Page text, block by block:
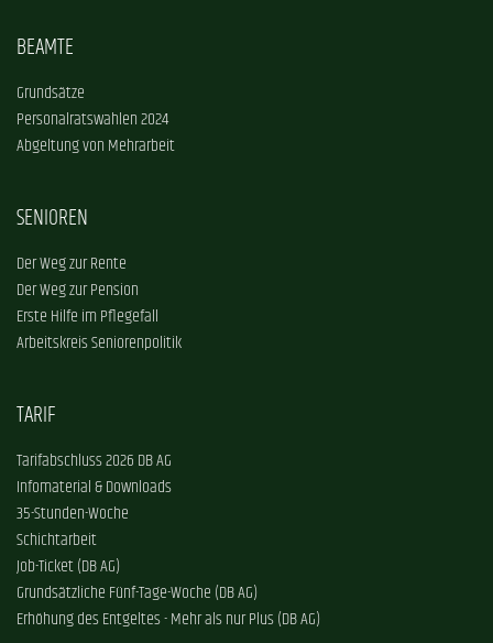
BEAMTE
Grundsätze
Personalratswahlen 2024
Abgeltung von Mehrarbeit
SENIOREN
Der Weg zur Rente
Der Weg zur Pension
Erste Hilfe im Pflegefall
Arbeitskreis Seniorenpolitik
TARIF
Tarifabschluss 2026 DB AG
Infomaterial & Downloads
35-Stunden-Woche
Schichtarbeit
Job-Ticket (DB AG)
Grundsätzliche Fünf-Tage-Woche (DB AG)
Erhöhung des Entgeltes - Mehr als nur Plus (DB AG)